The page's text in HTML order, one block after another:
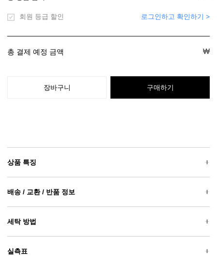
회원 등급 할인 로그인하고 확인하기 >
총 결제 예정 금액 ₩
장바구니 구매하기
상품 특징
배송 / 교환 / 반품 정보
세탁 방법
실측표